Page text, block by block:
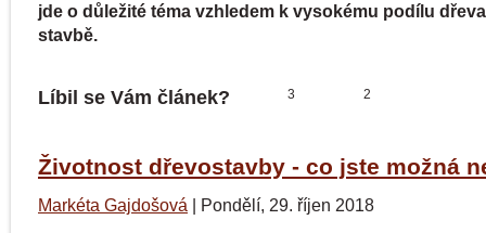
jde o důležité téma vzhledem k vysokému podílu
stavbě.
Líbil se Vám článek? 2
3
Životnost dřevostavby - co jste možná
Markéta Gajdošová | Pondělí, 29. říjen 2018